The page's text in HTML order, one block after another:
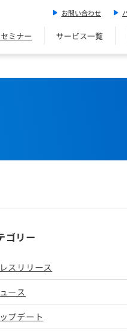
お問い合わせ
ミナー サービス一覧
ゴリー
スリリース
ース
プデート